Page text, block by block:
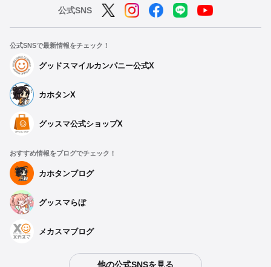
公式SNS
公式SNSで最新情報をチェック！
グッドスマイルカンパニー公式X
カホタンX
グッスマ公式ショップX
おすすめ情報をブログでチェック！
カホタンブログ
グッスマらぼ
メカスマブログ
他の公式SNSを見る